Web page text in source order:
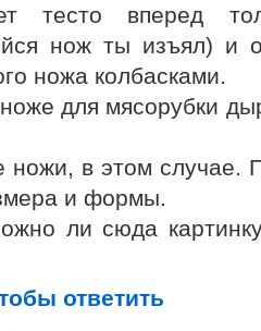
тесто вперед
нож ты изъял) и
ножа колбасками.
для мясорубки
в этом случае.
и формы.
ли сюда
ответить